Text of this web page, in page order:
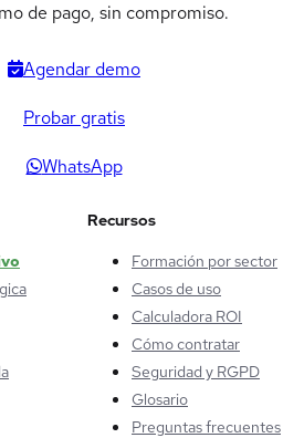
de pago, sin compromiso.
Agendar demo
Probar gratis
WhatsApp
Recursos
Formación por sector
Casos de uso
Calculadora ROI
Cómo contratar
Seguridad y RGPD
Glosario
Preguntas frecuentes